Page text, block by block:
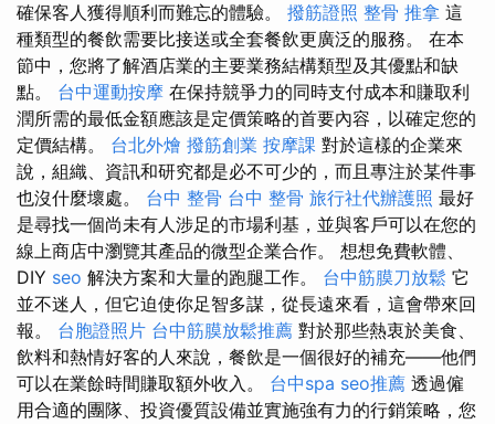
確保客人獲得順利而難忘的體驗。 撥筋證照 整骨 推拿 這
種類型的餐飲需要比接送或全套餐飲更廣泛的服務。 在本
節中，您將了解酒店業的主要業務結構類型及其優點和缺
點。 台中運動按摩 在保持競爭力的同時支付成本和賺取利
潤所需的最低金額應該是定價策略的首要內容，以確定您的
定價結構。 台北外燴 撥筋創業 按摩課 對於這樣的企業來
說，組織、資訊和研究都是必不可少的，而且專注於某件事
也沒什麼壞處。 台中 整骨 台中 整骨 旅行社代辦護照 最好
是尋找一個尚未有人涉足的市場利基，並與客戶可以在您的
線上商店中瀏覽其產品的微型企業合作。 想想免費軟體、
DIY seo 解決方案和大量的跑腿工作。 台中筋膜刀放鬆 它
並不迷人，但它迫使你足智多謀，從長遠來看，這會帶來回
報。 台胞證照片 台中筋膜放鬆推薦 對於那些熱衷於美食、
飲料和熱情好客的人來說，餐飲是一個很好的補充——他們
可以在業餘時間賺取額外收入。 台中spa seo推薦 透過僱
用合適的團隊、投資優質設備並實施強有力的行銷策略，您